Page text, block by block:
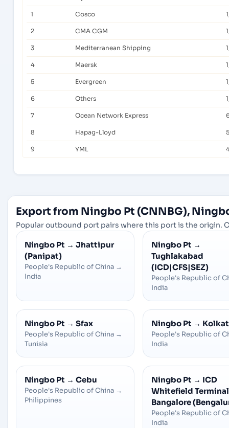
1 Cosco
2 CMA CGM
3 Mediterranean Shipping
4 Maersk
5 Evergreen
6 Others
7 Ocean Network Express
8 Hapag-Lloyd
9 YML
Export from Ningbo Pt (CNNBG),
Popular outbound port pairs where this port is the origin.
Ningbo Pt → Jhattipur
(Panipat)
People's Republic of China →
India
Ningbo Pt →
Tughlakabad
(ICD|CFS|SEZ)
People's Republic of
India
Ningbo Pt → Sfax
People's Republic of China →
Tunisia
Ningbo Pt →
People's Republic of
India
Ningbo Pt → Cebu
People's Republic of China →
Philippines
Ningbo Pt → ICD
Whitefield
Bangalore
People's Republic of
India